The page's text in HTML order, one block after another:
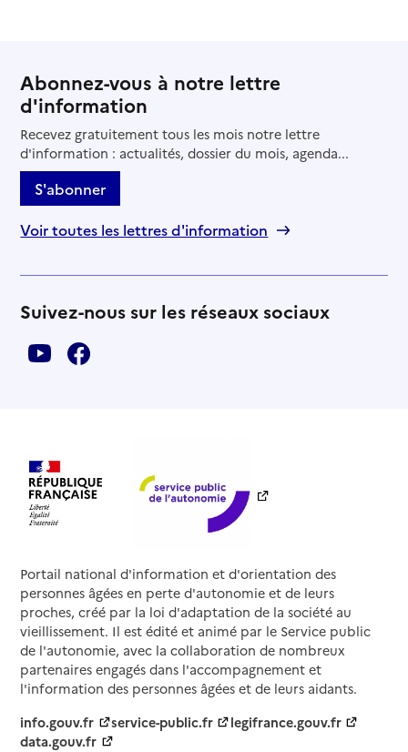
Abonnez-vous à notre lettre
d'information
Recevez gratuitement tous les mois notre lettre
d'information : actualités, dossier du mois, agenda...
S'abonner
Voir toutes les lettres d'information
Suivez-nous sur les réseaux sociaux
Portail national d'information et d'orientation des
personnes âgées en perte d'autonomie et de leurs
proches, créé par la loi d'adaptation de la société au
vieillissement. Il est édité et animé par le Service public
de l'autonomie, avec la collaboration de nombreux
partenaires engagés dans l'accompagnement et
l'information des personnes âgées et de leurs aidants.
info.gouv.fr
service-public.fr
legifrance.gouv.fr
data.gouv.fr